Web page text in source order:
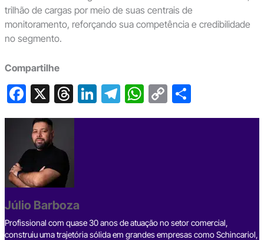
trilhão de cargas por meio de suas centrais de
monitoramento, reforçando sua competência e credibilidade
no segmento.
Compartilhe
F
a
c
e
b
o
o
k
X T
hr
s
Li
n
T
el
W
h
C
o
S
h
Júlio Barboza
Profissional com quase 30 anos de atuação no setor comercial,
construiu uma trajetória sólida em grandes empresas como Schincariol,